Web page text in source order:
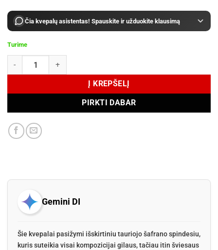
Čia kvepalų asistentas! Spauskite ir užduokite klausimą
Turime
produkto kiekis: Ormonde Jayne Bijou Zafran Eau de Parfum 88 ml
Į KREPŠELĮ
PIRKTI DABAR
Gemini DI
Šie kvepalai pasižymi išskirtiniu tauriojo šafrano spindesiu,
kuris suteikia visai kompozicijai gilaus, tačiau itin šviesaus